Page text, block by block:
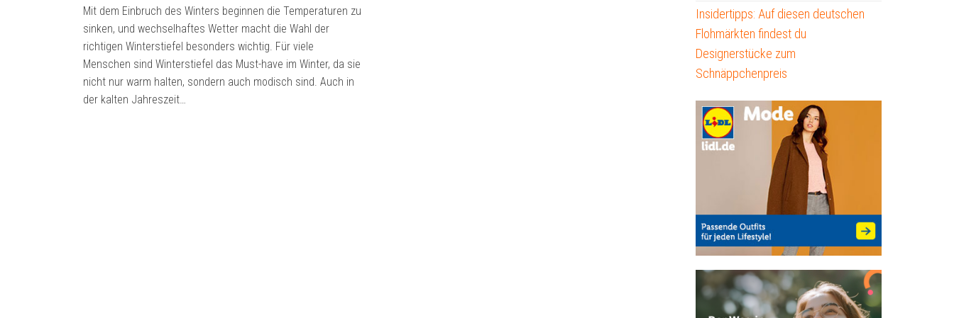
Mit dem Einbruch des Winters beginnen die Temperaturen zu
sinken, und wechselhaftes Wetter macht die Wahl der
richtigen Winterstiefel besonders wichtig. Für viele
Menschen sind Winterstiefel das Must-have im Winter, da sie
nicht nur warm halten, sondern auch modisch sind. Auch in
der kalten Jahreszeit…
Insidertipps: Auf diesen deutschen
Flohmärkten findest du
Designerstücke zum
Schnäppchenpreis